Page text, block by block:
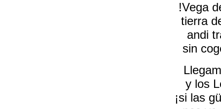
!Vega
tierra
andi
sin
y los
¡si las